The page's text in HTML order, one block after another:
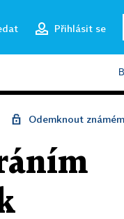
Přihlásit se
Odemknout